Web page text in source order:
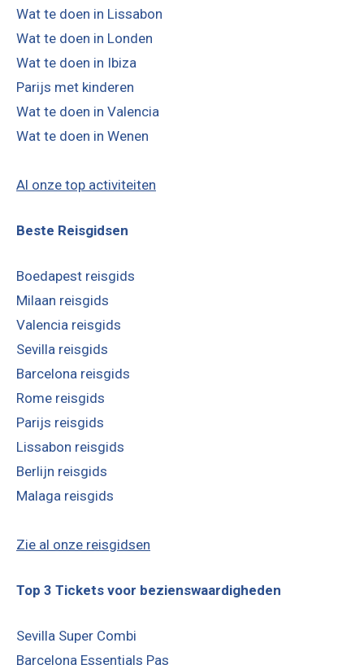
Wat te doen in Lissabon
Wat te doen in Londen
Wat te doen in Ibiza
Parijs met kinderen
Wat te doen in Valencia
Wat te doen in Wenen
Al onze top activiteiten
Beste Reisgidsen
Boedapest reisgids
Milaan reisgids
Valencia reisgids
Sevilla reisgids
Barcelona reisgids
Rome reisgids
Parijs reisgids
Lissabon reisgids
Berlijn reisgids
Malaga reisgids
Zie al onze reisgidsen
Top 3 Tickets voor bezienswaardigheden
Sevilla Super Combi
Barcelona Essentials Pas